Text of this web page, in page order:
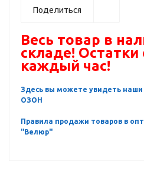
Поделиться
Весь товар в
складе!
каждый час!
Здесь вы можете увидеть
ОЗОН
Правила продажи товаров в
"Велюр"